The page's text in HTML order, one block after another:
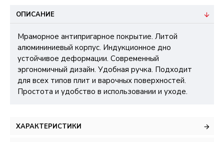
ОПИСАНИЕ
Мраморное антипригарное покрытие. Литой
алюмининиевый корпус. Индукционное дно
устойчивое деформации. Современный
эргономичный дизайн. Удобная ручка. Подходит
для всех типов плит и варочных поверхностей.
Простота и удобство в использовании и уходе.
ХАРАКТЕРИСТИКИ